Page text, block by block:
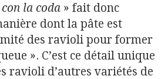
con la coda » fait donc
dont la pâte est
des ravioli pour former
». C’est ce détail unique
ravioli d’autres variétés de